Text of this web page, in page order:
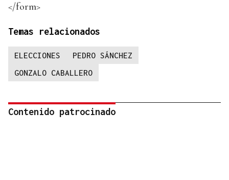
</form>
Temas relacionados
ELECCIONES
PEDRO SÁNCHEZ
GONZALO CABALLERO
Contenido patrocinado